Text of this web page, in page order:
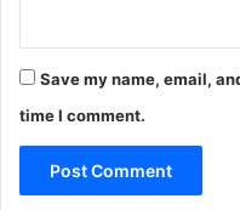
Save my name, email,
time I comment.